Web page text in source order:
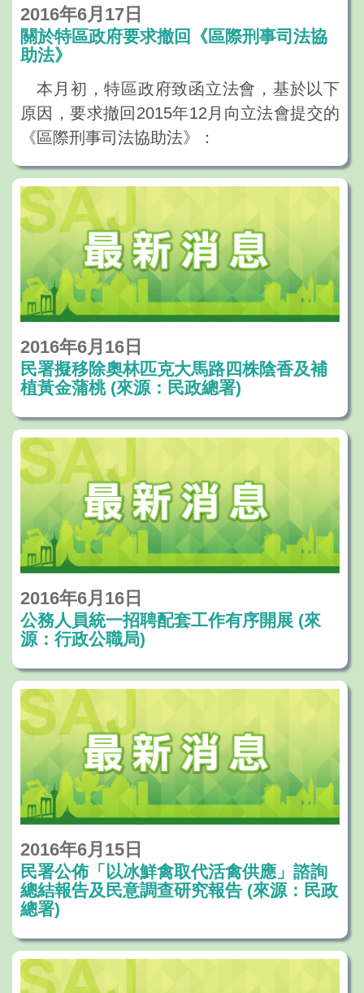
2016年6月17日
關於特區政府要求撤回《區際刑事司法協
助法》
本月初，特區政府致函立法會，基於以下
原因，要求撤回2015年12月向立法會提交的
《區際刑事司法協助法》：
2016年6月16日
民署擬移除奧林匹克大馬路四株陰香及補
植黃金蒲桃 (來源：民政總署)
2016年6月16日
公務人員統一招聘配套工作有序開展 (來
源：行政公職局)
2016年6月15日
民署公佈「以冰鮮禽取代活禽供應」諮詢
總結報告及民意調查研究報告 (來源：民政
總署)